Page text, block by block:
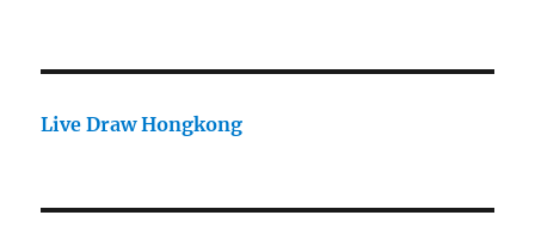
Live Draw Hongkong